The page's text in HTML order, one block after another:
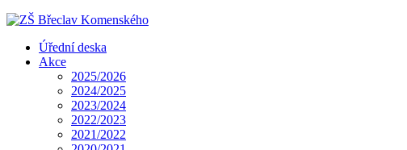
Úřední deska
Akce
2025/2026
2024/2025
2023/2024
2022/2023
2021/2022